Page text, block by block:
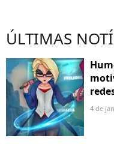
ÚLTIMAS
4 de